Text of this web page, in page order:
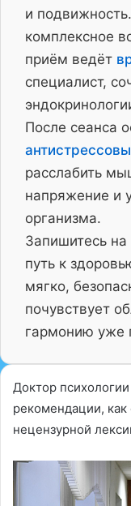
и
комплексное
приём ведёт
специалист,
После сеанса
расслабить
напряжение и
организма.
Запишитесь на
путь к
мягко,
почувствует
гармонию уже
Доктор
рекомендации, как
нецензурной